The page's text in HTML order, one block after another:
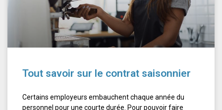
Tout savoir sur le contrat saisonnier
Certains employeurs embauchent chaque année du
personnel pour une courte durée. Pour pouvoir faire